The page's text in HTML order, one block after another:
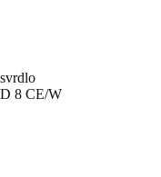
svrdlo
D 8 CE/W